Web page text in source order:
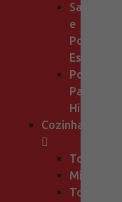
e
Porta
Escova
Porta
Papel
Higiênico
Cozinha
Torneiras
Torneiras